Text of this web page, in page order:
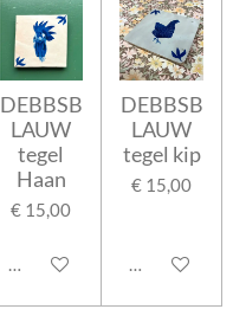
DEBBSB
LAUW
tegel
Haan
€ 15,00
In winkelwagen
DEBBSB
LAUW
tegel kip
€ 15,00
In